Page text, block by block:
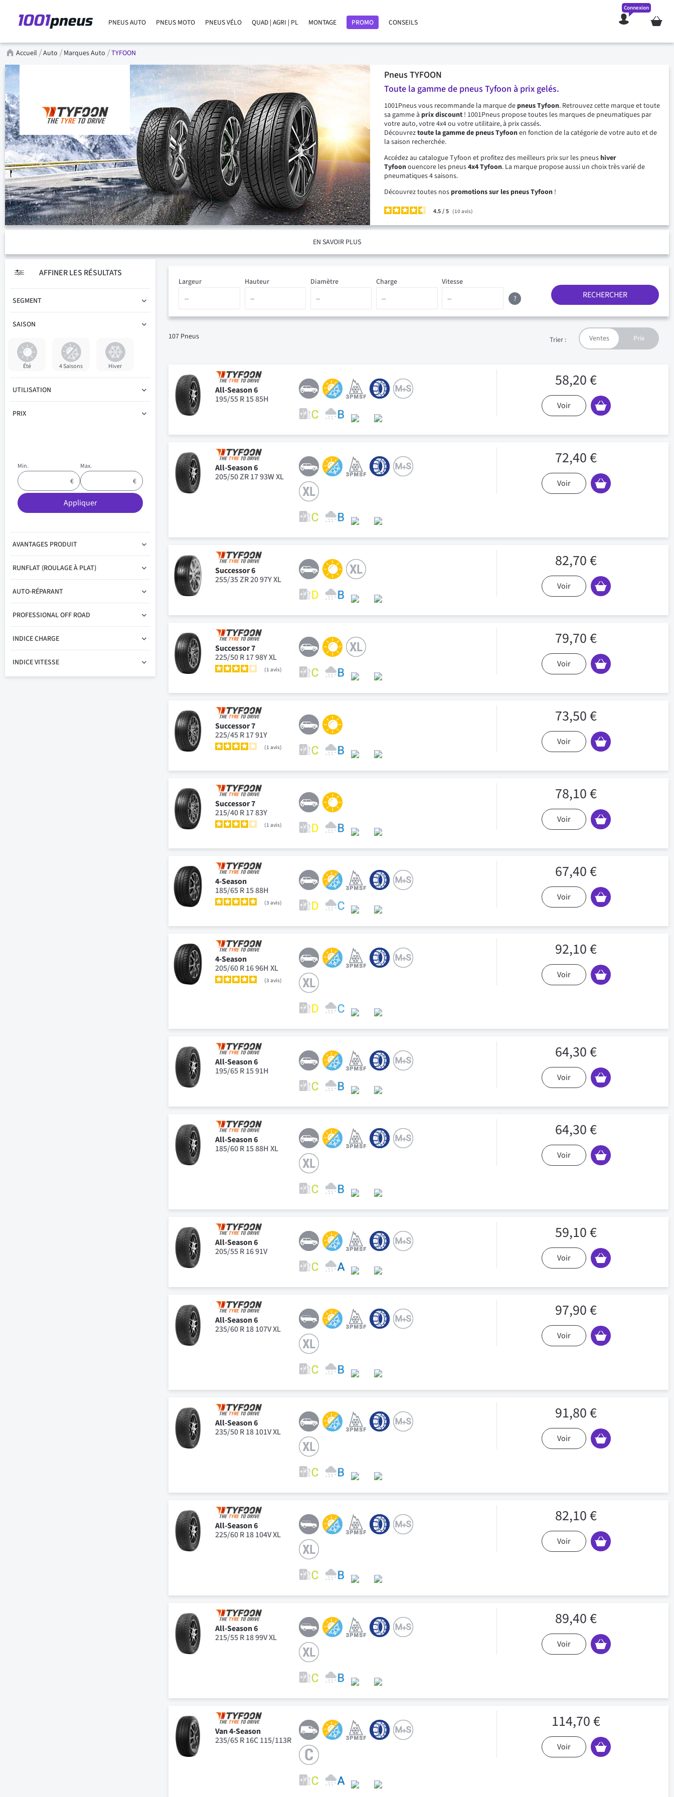
PNEUS AUTO PNEUS MOTO PNEUS VÉLO QUAD | AGRI | PL MONTAGE PROMO CONSEILS Mon
Connexion
Accueil Auto Marques Auto TYFOON
Pneus TYFOON
Toute la gamme de pneus Tyfoon à prix gelés.
1001Pneus vous recommande la marque de pneus Tyfoon. Retrouvez cette marque et toute
sa gamme à prix discount ! 1001Pneus propose toutes les marques de pneumatiques par
votre auto, votre 4x4 ou votre utilitaire, à prix cassés.
Découvreztoute la gamme de pneus Tyfoonen fonction de la catégorie de votre auto et de
la saison recherchée.
Accédez au catalogue Tyfoon et profitez des meilleurs prix sur les pneus hiver
Tyfoonouencore les pneus4x4 Tyfoon. La marque propose aussi un choix très varié de
pneumatiques 4 saisons.
Découvrez toutes nos promotions sur les pneus Tyfoon !
4.5/ 10avis
EN SAVOIR PLUS
Diamètre
Hauteur Charge Vitesse
Largeur
?
RECHERCHER
107 Pneus Trier :
All-Season 6
195/55 R 15 85H
58,20 €
Voir
All-Season 6
205/50 ZR 17 93W XL
72,40 €
Voir
Successor 6
255/35 ZR 20 97Y XL
82,70 €
Voir
Successor 7
225/50 R 17 98Y XL
1avis
79,70 €
Voir
Successor 7
225/45 R 17 91Y
1avis
73,50 €
Voir
Successor 7
215/40 R 17 83Y
1avis
78,10 €
Voir
4-Season
185/65 R 15 88H
3avis
67,40 €
Voir
4-Season
205/60 R 16 96H XL
3avis
92,10 €
Voir
All-Season 6
195/65 R 15 91H
64,30 €
Voir
All-Season 6
185/60 R 15 88H XL
64,30 €
Voir
All-Season 6
205/55 R 16 91V
59,10 €
Voir
All-Season 6
235/60 R 18 107V XL
97,90 €
Voir
All-Season 6
235/50 R 18 101V XL
91,80 €
Voir
All-Season 6
225/60 R 18 104V XL
82,10 €
Voir
All-Season 6
215/55 R 18 99V XL
89,40 €
Voir
Van 4-Season
235/65 R 16C 115/113R
114,70 €
Voir
AFFINER LES RÉSULTATS
SEGMENT
SAISON
Été 4 Saisons Hiver
UTILISATION
PRIX
Min. Max.
Appliquer
AVANTAGES PRODUIT
RUNFLAT (ROULAGE À PLAT)
AUTO-RÉPARANT
PROFESSIONAL OFF ROAD
INDICE CHARGE
INDICE VITESSE